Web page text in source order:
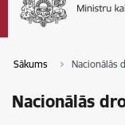
Sākums Nacionālās
Nacionālās